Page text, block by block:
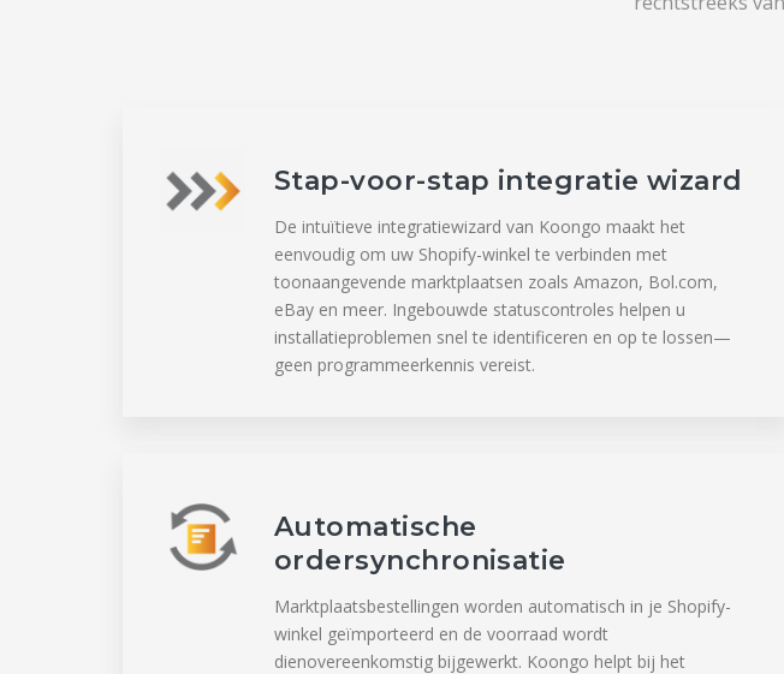
Stap-voor-stap integratie wizard
De intuïtieve integratiewizard van Koongo maakt het
eenvoudig om uw Shopify-winkel te verbinden met
toonaangevende marktplaatsen zoals Amazon, Bol.com,
eBay en meer. Ingebouwde statuscontroles helpen u
installatieproblemen snel te identificeren en op te lossen—
geen programmeerkennis vereist.
Automatische
ordersynchronisatie
Marktplaatsbestellingen worden automatisch in je Shopify-
winkel geïmporteerd en de voorraad wordt
dienovereenkomstig bijgewerkt. Koongo helpt bij het